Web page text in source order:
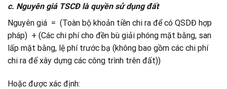
c. Nguyên giá TSCĐ là quyền sử dụng đất
Nguyên giá = (Toàn bộ khoản tiền chi ra để có QSDĐ hợp
pháp) + (Các chi phí cho đền bù giải phóng mặt bằng, san
lấp mặt bằng, lệ phí trước bạ (không bao gồm các chi phí
chi ra để xây dựng các công trình trên đất))
Hoặc được xác định: